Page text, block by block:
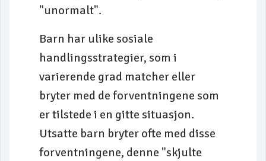
"unormalt".
Barn har ulike sosiale
handlingsstrategier, som i
varierende grad matcher eller
bryter med de forventningene som
er tilstede i en gitte situasjon.
Utsatte barn bryter ofte med disse
forventningene, denne "skjulte